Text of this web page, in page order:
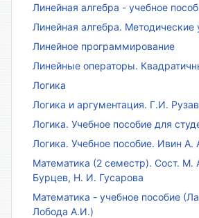
Линейная алгебра - учебное
Линейная алгебра. Методические
Линейное программирование
Линейные операторы.
Логика
Логика и аргументация. Г.И.
Логика. Учебное пособие для
Логика. Учебное пособие. Ивин А.
Математика (2 семестр). Сост. М.
Бурцев, Н. И. Гусарова
Математика - учебное пособие
Лобода А.И.)